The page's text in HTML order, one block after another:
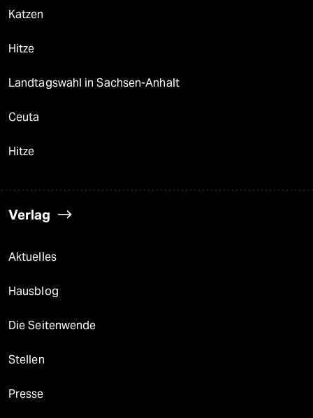
Katzen
Hitze
Landtagswahl in Sachsen-Anhalt
Ceuta
Hitze
Verlag
Aktuelles
Hausblog
Die Seitenwende
Stellen
Presse